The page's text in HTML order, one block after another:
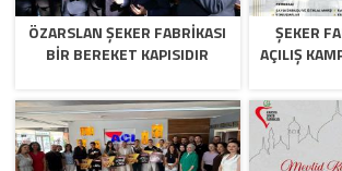
ÖZARSLAN ŞEKER FABRİKASI
BİR BEREKET KAPISIDIR
ŞEKER
AÇILIŞ